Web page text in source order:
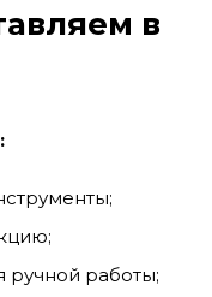
в
ручной работы;